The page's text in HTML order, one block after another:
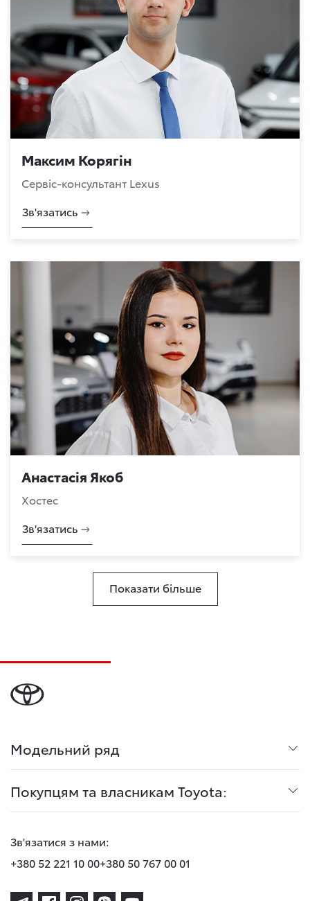
Максим Корягін
Сервіс-консультант Lexus
Зв'язатись
Анастасія Якоб
Хостес
Зв'язатись
Показати більше
Модельний ряд
Покупцям та власникам Toyota:
Зв'язатися з нами:
+380 52 221 10 00+380 50 767 00 01